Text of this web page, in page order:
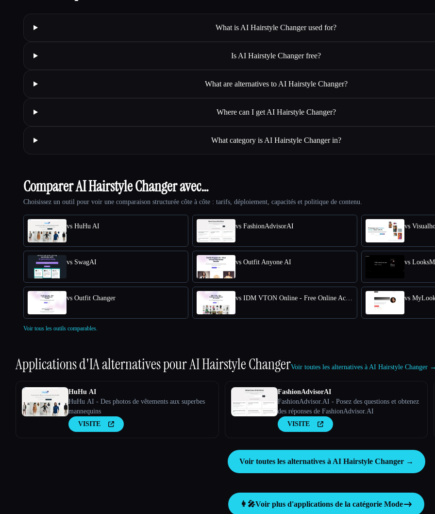
What is AI Hairstyle Changer used for?
Is AI Hairstyle Changer free?
What are alternatives to AI Hairstyle Changer?
Where can I get AI Hairstyle Changer?
What category is AI Hairstyle Changer in?
Comparer AI Hairstyle Changer avec…
Choisissez un outil pour voir une comparaison structurée côte à côte : tarifs, déploiement, capacités et politique de contenu.
vs HuHu AI vs FashionAdvisorAI vs
vs SwagAI vs Outfit Anyone AI vs
vs Outfit Changer vs
Voir tous les outils comparables.
Applications d'IA alternatives pourAI Hairstyle ChangerVoir toutes les alternatives à AI Hairstyle Changer →
HuHu AI
HuHu AI - Des photos de vêtements aux superbes
mannequins
VISITE
FashionAdvisorAI
FashionAdvisor.AI - Posez des questions et obtenez
des réponses de FashionAdvisor.AI
VISITE
Voir toutes les alternatives à AI Hairstyle Changer →
👩‍🎤Voir plus d'applications de la catégorie Mode